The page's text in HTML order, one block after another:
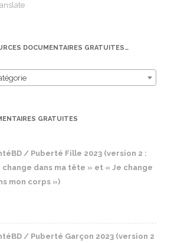
DOCUMENTAIRES GRATUITES…
GRATUITES
/ Puberté Fille 2023 (version 2 :
change dans ma tête » et « Je change
mon corps »)
/ Puberté Garçon 2023 (version 2